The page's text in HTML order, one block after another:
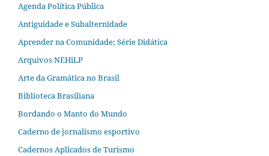
Agenda Política Pública
Antiguidade e Subalternidade
Aprender na Comunidade; Série Didática
Arquivos NEHiLP
Arte da Gramática no Brasil
Biblioteca Brasiliana
Bordando o Manto do Mundo
Caderno de jornalismo esportivo
Cadernos Aplicados de Turismo